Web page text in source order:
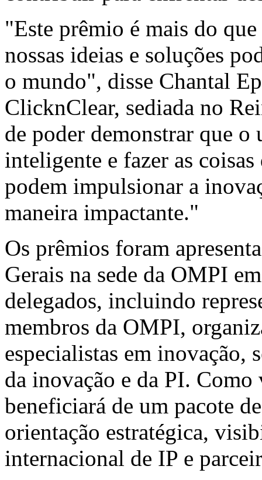
"Este prêmio é mais do
nossas ideias e soluções
o mundo", disse Chantal
ClicknClear, sediada no
de poder demonstrar que
inteligente e fazer as
podem impulsionar a
maneira impactante."
Os prêmios foram
Gerais na sede da OMPI
delegados, incluindo
membros da OMPI,
especialistas em inovação,
da inovação e da PI.
beneficiará de um pacote
orientação estratégica,
internacional de IP e